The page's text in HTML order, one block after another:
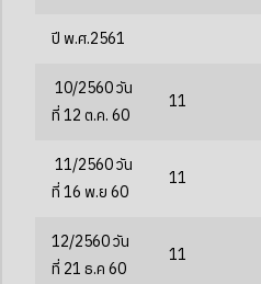
ปี พ.ศ.2561
10/2560 วัน
ที่ 12 ต.ค. 60
11
11/2560 วัน
ที่ 16 พ.ย 60
11
12/2560 วัน
ที่ 21 ธ.ค 60
11